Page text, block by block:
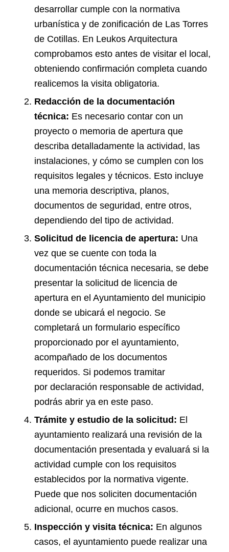
desarrollar cumple con la normativa
urbanística y de zonificación de Las Torres
de Cotillas. En Leukos Arquitectura
comprobamos esto antes de visitar el local,
obteniendo confirmación completa cuando
realicemos la visita obligatoria.
Redacción de la documentación
técnica: Es necesario contar con un
proyecto o memoria de apertura que
describa detalladamente la actividad, las
instalaciones, y cómo se cumplen con los
requisitos legales y técnicos. Esto incluye
una memoria descriptiva, planos,
documentos de seguridad, entre otros,
dependiendo del tipo de actividad.
Solicitud de licencia de apertura: Una
vez que se cuente con toda la
documentación técnica necesaria, se debe
presentar la solicitud de licencia de
apertura en el Ayuntamiento del municipio
donde se ubicará el negocio. Se
completará un formulario específico
proporcionado por el ayuntamiento,
acompañado de los documentos
requeridos. Si podemos tramitar
por declaración responsable de actividad,
podrás abrir ya en este paso.
Trámite y estudio de la solicitud: El
ayuntamiento realizará una revisión de la
documentación presentada y evaluará si la
actividad cumple con los requisitos
establecidos por la normativa vigente.
Puede que nos soliciten documentación
adicional, ocurre en muchos casos.
Inspección y visita técnica: En algunos
casos, el ayuntamiento puede realizar una